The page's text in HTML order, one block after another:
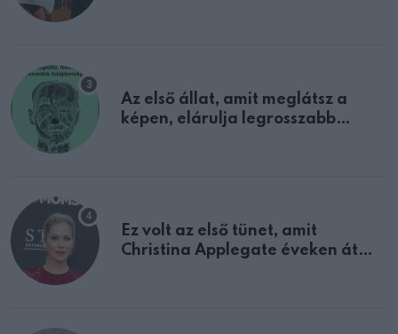
Az első állat, amit meglátsz a
képen, elárulja legrosszabb
Ez volt az első tünet, amit
Christina Applegate éveken át